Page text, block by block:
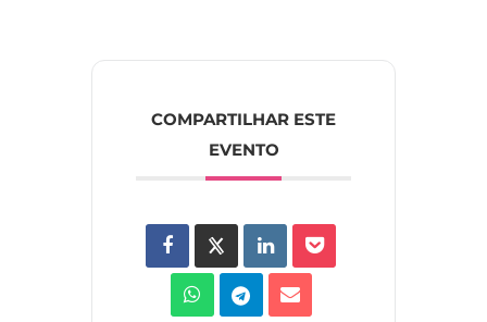
COMPARTILHAR ESTE
EVENTO